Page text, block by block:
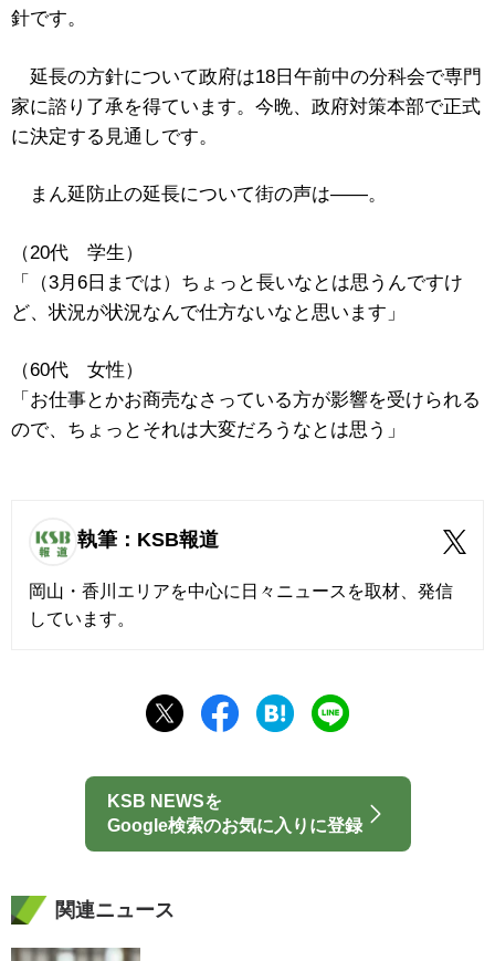
針です。
延長の方針について政府は18日午前中の分科会で専門
家に諮り了承を得ています。今晩、政府対策本部で正式
に決定する見通しです。
まん延防止の延長について街の声は――。
（20代 学生）
「（3月6日までは）ちょっと長いなとは思うんですけ
ど、状況が状況なんで仕方ないなと思います」
（60代 女性）
「お仕事とかお商売なさっている方が影響を受けられる
ので、ちょっとそれは大変だろうなとは思う」
執筆：KSB報道
岡山・香川エリアを中心に日々ニュースを取材、発信
しています。
KSB NEWSを
Google検索のお気に入りに登録
関連ニュース